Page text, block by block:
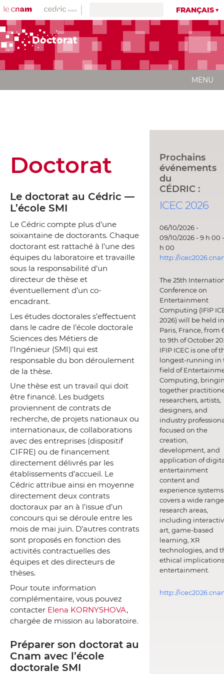
FRANÇAIS
Doctorat
MENU
Doctorat
Le doctorat au Cédric —
L’école SMI
Le Cédric compte plus d’une
soixantaine de doctorants. Chaque
doctorant est rattaché à l’une des
équipes du laboratoire et travaille
sous la responsabilité d’un
directeur de thèse et
éventuellement d’un co-
encadrant.
Les études doctorales s’effectuent
dans le cadre de l’école doctorale
Sciences des Métiers de
l’Ingénieur (SMI) qui est
responsable du bon déroulement
de la thèse.
Une thèse est un travail qui doit
être financé. Les budgets
proviennent de contrats de
recherche, de projets nationaux ou
internationaux, de collaborations
avec des entreprises (dispositif
CIFRE) ou de financement
directement délivrés par les
établissements d’accueil. Le
Cédric attribue ainsi en moyenne
directement deux contrats
doctoraux par an à l’issue d’un
concours qui se déroule entre les
mois de mai juin. D’autres contrats
sont proposés en fonction des
activités contractuelles des
équipes et des directeurs de
thèses.
Pour toute information
complémentaire, vous pouvez
contacter Elena KORNYSHOVA,
chargée de mission au laboratoire.
Préparer son doctorat au
Cnam avec l’école
doctorale SMI
Prochains
événements
du
CÉDRIC :
ICEC 2026
06/10/2026 -
09/10/2026 - 9 h 00
h 00
http://
The 25th
Conference on
Entertainment
Computing (IFIP
2026) will be held in
Paris, France, from
to 9th of October
IFIP ICEC is one of
longest-running in
field of
Computing,
together
researchers, artists,
designers, and
industry
focused on the
creation,
development, and
application of
entertainment
content and
experience
covers a wide
research areas,
including
art, game-based
learning, XR
technologies, and
ethical
entertainment.
http://